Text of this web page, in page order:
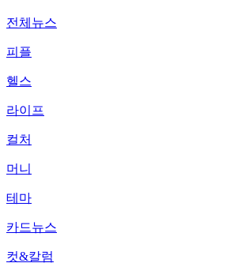
전체뉴스
피플
헬스
라이프
컬처
머니
테마
카드뉴스
컷&칼럼